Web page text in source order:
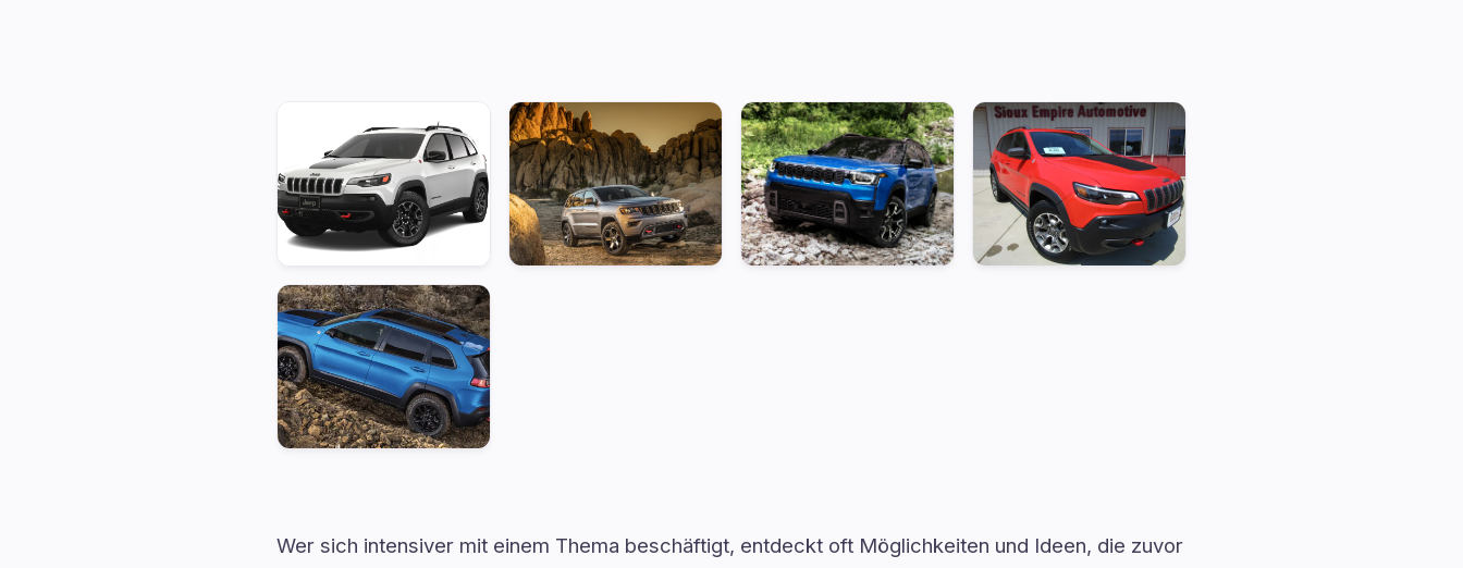
Wer sich intensiver mit einem Thema beschäftigt, entdeckt oft Möglichkeiten und Ideen, die zuvor